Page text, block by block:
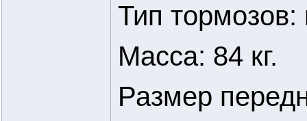
Тип
Масса: 84 кг.
Размер